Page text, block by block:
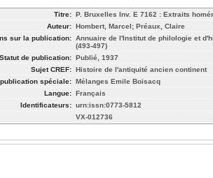
Titre: P. Bruxelles Inv. E 7162 : Extraits
Auteur: Hombert, Marcel; Préaux, Claire
sur la publication: Annuaire de l'Institut de philologie et
(493-497)
Statut de publication: Publié, 1937
Sujet CREF: Histoire de l'antiquité ancien continent
spéciale: Mélanges Emile Boisacq
Langue: Français
Identificateurs: urn:issn:0773-5812
VX-012736